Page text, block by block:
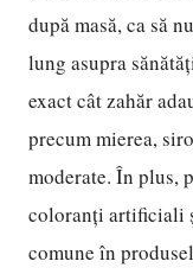
după masă, ca să
lung asupra
exact cât zahăr
precum mierea,
moderate. În plus,
coloranți artificiali
comune în